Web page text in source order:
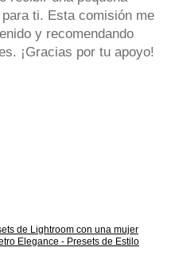
ti. Esta comisión me
y recomendando
¡Gracias por tu apoyo!